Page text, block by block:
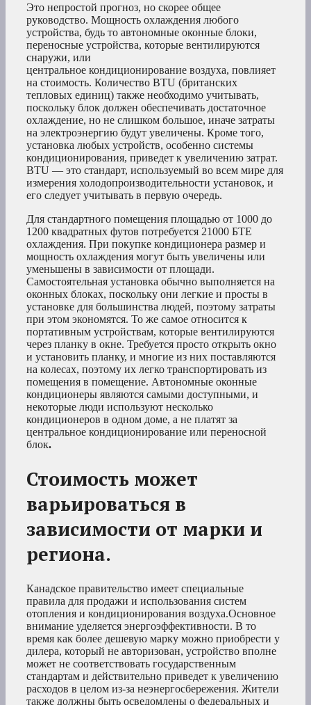
Это непростой прогноз, но скорее общее
руководство. Мощность охлаждения любого
устройства, будь то автономные оконные блоки,
переносные устройства, которые вентилируются
снаружи, или
центральное кондиционирование воздуха, повлияет
на стоимость. Количество BTU (британских
тепловых единиц) также необходимо учитывать,
поскольку блок должен обеспечивать достаточное
охлаждение, но не слишком большое, иначе затраты
на электроэнергию будут увеличены. Кроме того,
установка любых устройств, особенно системы
кондиционирования, приведет к увеличению затрат.
BTU — это стандарт, используемый во всем мире для
измерения холодопроизводительности установок, и
его следует учитывать в первую очередь.
Для стандартного помещения площадью от 1000 до
1200 квадратных футов потребуется 21000 БТЕ
охлаждения. При покупке кондиционера размер и
мощность охлаждения могут быть увеличены или
уменьшены в зависимости от площади.
Самостоятельная установка обычно выполняется на
оконных блоках, поскольку они легкие и просты в
установке для большинства людей, поэтому затраты
при этом экономятся. То же самое относится к
портативным устройствам, которые вентилируются
через планку в окне. Требуется просто открыть окно
и установить планку, и многие из них поставляются
на колесах, поэтому их легко транспортировать из
помещения в помещение. Автономные оконные
кондиционеры являются самыми доступными, и
некоторые люди используют несколько
кондиционеров в одном доме, а не платят за
центральное кондиционирование или переносной
блок.
Стоимость может
варьироваться в
зависимости от марки и
региона.
Канадское правительство имеет специальные
правила для продажи и использования систем
отопления и кондиционирования воздуха.Основное
внимание уделяется энергоэффективности. В то
время как более дешевую марку можно приобрести у
дилера, который не авторизован, устройство вполне
может не соответствовать государственным
стандартам и действительно приведет к увеличению
расходов в целом из-за неэнергосбережения. Жители
также должны быть осведомлены о федеральных и